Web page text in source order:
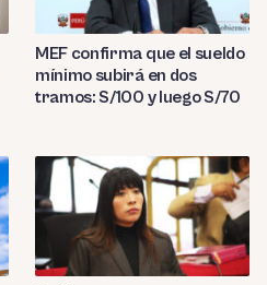
MEF confirma que el sueldo
mínimo subirá en dos
tramos: S/100 y luego S/70